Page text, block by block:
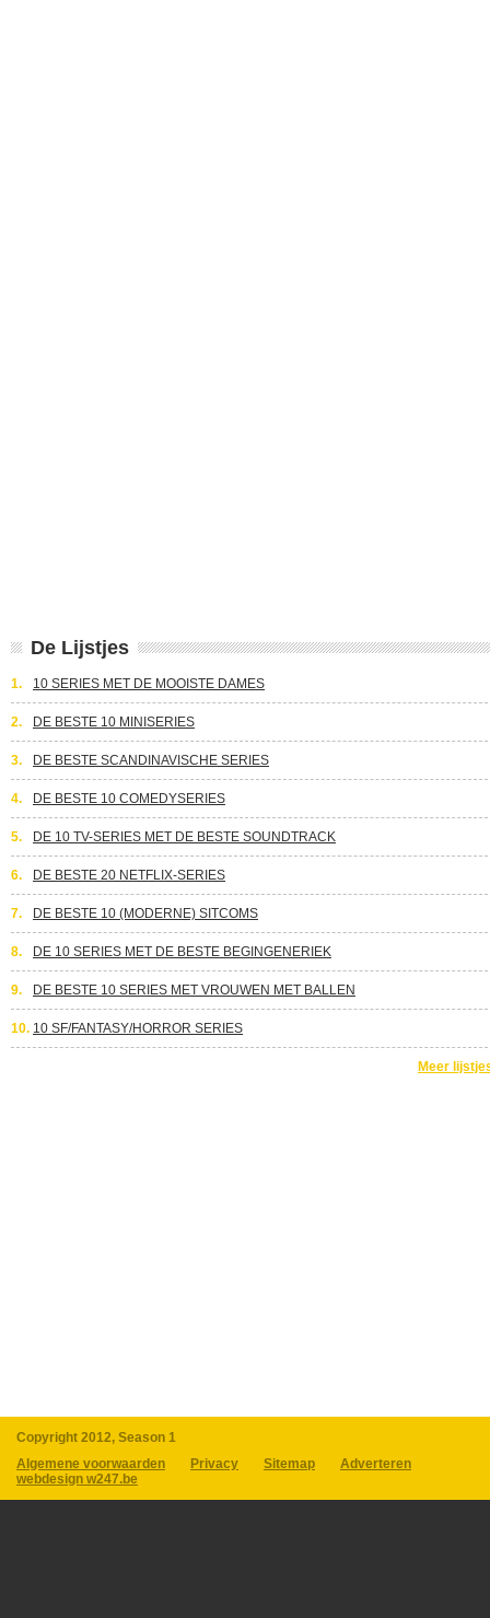
De Lijstjes
1. 10 SERIES MET DE MOOISTE DAMES
2. DE BESTE 10 MINISERIES
3. DE BESTE SCANDINAVISCHE SERIES
4. DE BESTE 10 COMEDYSERIES
5. DE 10 TV-SERIES MET DE BESTE SOUNDTRACK
6. DE BESTE 20 NETFLIX-SERIES
7. DE BESTE 10 (MODERNE) SITCOMS
8. DE 10 SERIES MET DE BESTE BEGINGENERIEK
9. DE BESTE 10 SERIES MET VROUWEN MET BALLEN
10. 10 SF/FANTASY/HORROR SERIES
Meer
Copyright 2012, Season 1
Algemene voorwaarden
Privacy Sitemap
Adverteren
webdesign w247.be